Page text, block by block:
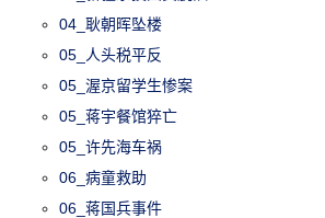
04_耿朝晖坠楼
05_人头税平反
05_渥京留学生惨案
05_蒋宇餐馆猝亡
05_许先海车祸
06_病童救助
06_蒋国兵事件